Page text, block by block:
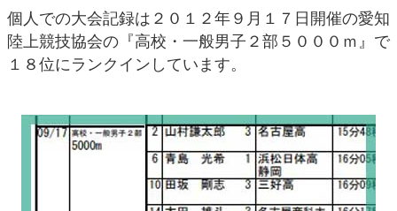
個人での大会記録は２０１２年９月１７日開催の愛知
陸上競技協会の『高校・一般男子２部５０００ｍ』で
１８位にランクインしています。